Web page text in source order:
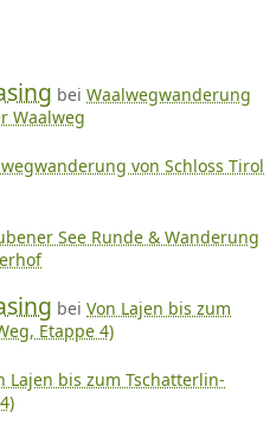
bei Waalwegwanderung
Waalweg
von Schloss Tirol
See Runde & Wanderung
bei Von Lajen bis zum
Etappe 4)
Lajen bis zum Tschatterlin-